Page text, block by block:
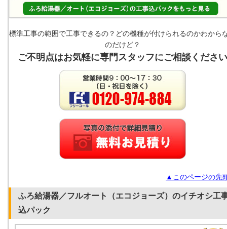
標準工事の範囲で工事できるの？どの機種が付けられるのかわから
のだけど？
ご不明点はお気軽に専門スタッフにご相談ください
▲このページの先
ふろ給湯器／フルオート（エコジョーズ）のイチオシ工
込パック